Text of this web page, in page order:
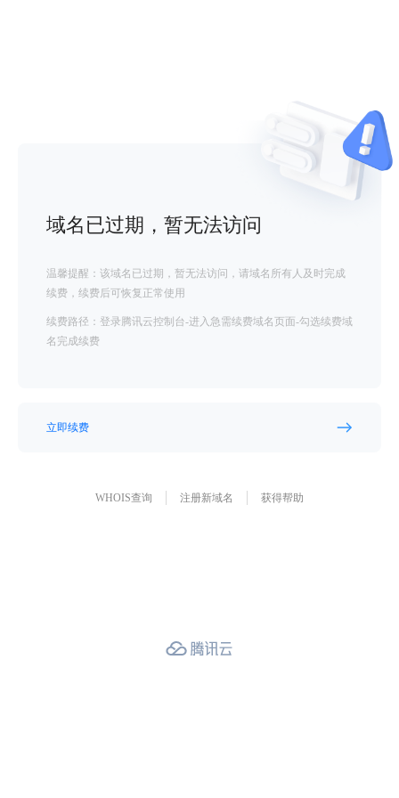
域名已过期，暂无法访问
温馨提醒：该域名已过期，暂无法访问，请域名所有人及时完成
续费，续费后可恢复正常使用
续费路径：登录腾讯云控制台-进入急需续费域名页面-勾选续费域
名完成续费
立即续费
WHOIS查询 注册新域名 获得帮助